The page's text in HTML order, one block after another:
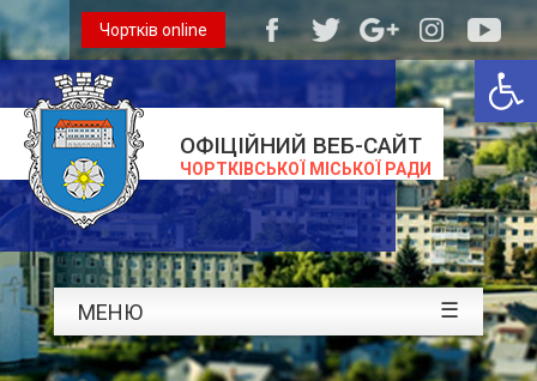
ОФІЦІЙНИЙ ВЕБ-САЙТ
ЧОРТКІВСЬКОЇ МІСЬКОЇ РАДИ
Чортків online
МЕНЮ ☰